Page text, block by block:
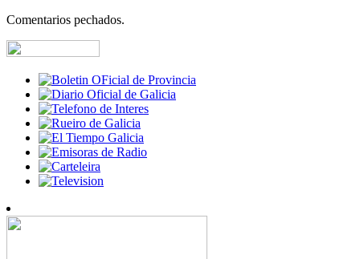
Comentarios pechados.